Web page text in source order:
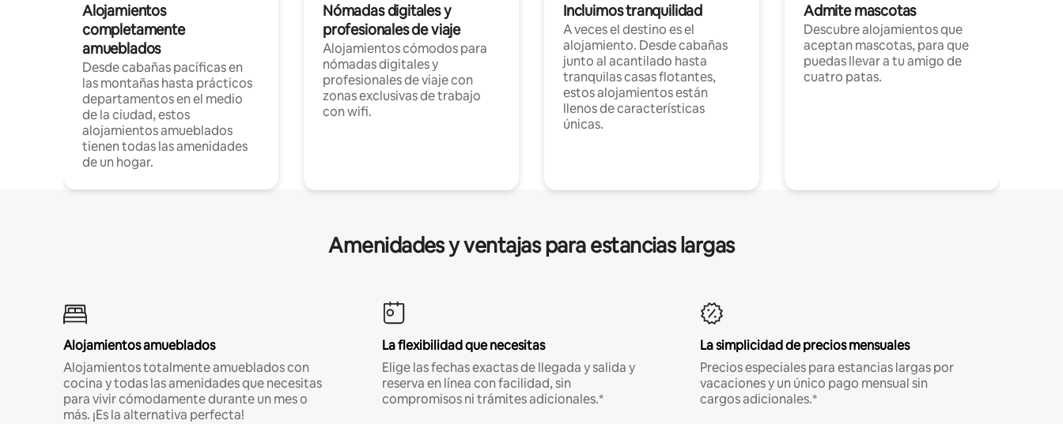
Alojamientos
completamente
amueblados
Desde cabañas pacíficas en
las montañas hasta prácticos
departamentos en el medio
de la ciudad, estos
alojamientos amueblados
tienen todas las amenidades
de un hogar.
Nómadas digitales y
profesionales de viaje
Alojamientos cómodos para
nómadas digitales y
profesionales de viaje con
zonas exclusivas de trabajo
con wifi.
Incluimos tranquilidad
A veces el destino es el
alojamiento. Desde cabañas
junto al acantilado hasta
tranquilas casas flotantes,
estos alojamientos están
llenos de características
únicas.
Admite mascotas
Descubre alojamientos que
aceptan mascotas, para que
puedas llevar a tu amigo de
cuatro patas.
Amenidades y ventajas para estancias largas
Alojamientos amueblados
Alojamientos totalmente amueblados con
cocina y todas las amenidades que necesitas
para vivir cómodamente durante un mes o
más. ¡Es la alternativa perfecta!
La flexibilidad que necesitas
Elige las fechas exactas de llegada y salida y
reserva en línea con facilidad, sin
compromisos ni trámites adicionales.*
La simplicidad de precios mensuales
Precios especiales para estancias largas por
vacaciones y un único pago mensual sin
cargos adicionales.*